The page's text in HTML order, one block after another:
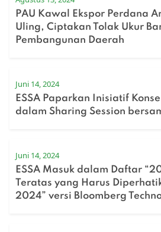
PAU Kawal Ekspor Perdana
Uling, Ciptakan Tolak Ukur
Pembangunan Daerah
Juni 14, 2024
ESSA Paparkan Inisiatif
dalam Sharing Session
Juni 14, 2024
ESSA Masuk dalam Daftar
Teratas yang Harus
2024” versi Bloomberg